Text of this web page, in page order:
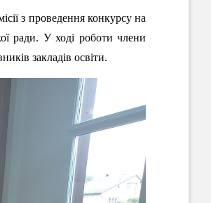
з проведення конкурсу на
ради. У ході роботи члени
закладів освіти.